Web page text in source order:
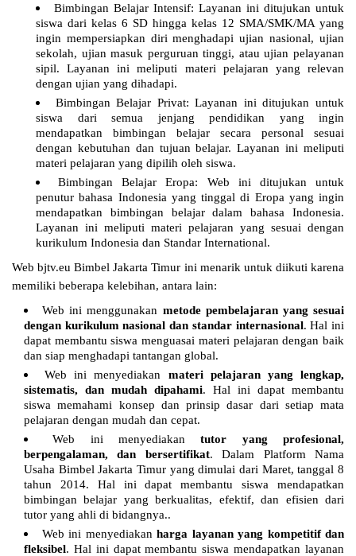
Bimbingan Belajar Intensif: Layanan ini ditujukan untuk
siswa dari kelas 6 SD hingga kelas 12 SMA/SMK/MA yang
ingin mempersiapkan diri menghadapi ujian nasional, ujian
sekolah, ujian masuk perguruan tinggi, atau ujian pelayanan
sipil. Layanan ini meliputi materi pelajaran yang relevan
dengan ujian yang dihadapi.
Bimbingan Belajar Privat: Layanan ini ditujukan untuk
siswa dari semua jenjang pendidikan yang ingin
mendapatkan bimbingan belajar secara personal sesuai
dengan kebutuhan dan tujuan belajar. Layanan ini meliputi
materi pelajaran yang dipilih oleh siswa.
Bimbingan Belajar Eropa: Web ini ditujukan untuk
penutur bahasa Indonesia yang tinggal di Eropa yang ingin
mendapatkan bimbingan belajar dalam bahasa Indonesia.
Layanan ini meliputi materi pelajaran yang sesuai dengan
kurikulum Indonesia dan Standar International.
Web bjtv.eu Bimbel Jakarta Timur ini menarik untuk diikuti karena
memiliki beberapa kelebihan, antara lain:
Web ini menggunakan metode pembelajaran yang sesuai
dengan kurikulum nasional dan standar internasional. Hal ini
dapat membantu siswa menguasai materi pelajaran dengan baik
dan siap menghadapi tantangan global.
Web ini menyediakan materi pelajaran yang lengkap,
sistematis, dan mudah dipahami. Hal ini dapat membantu
siswa memahami konsep dan prinsip dasar dari setiap mata
pelajaran dengan mudah dan cepat.
Web ini menyediakantutor yang profesional,
berpengalaman, dan bersertifikat. Dalam Platform Nama
Usaha Bimbel Jakarta Timur yang dimulai dari Maret, tanggal 8
tahun 2014. Hal ini dapat membantu siswa mendapatkan
bimbingan belajar yang berkualitas, efektif, dan efisien dari
tutor yang ahli di bidangnya..
Web ini menyediakan harga layanan yang kompetitif dan
fleksibel. Hal ini dapat membantu siswa mendapatkan layanan